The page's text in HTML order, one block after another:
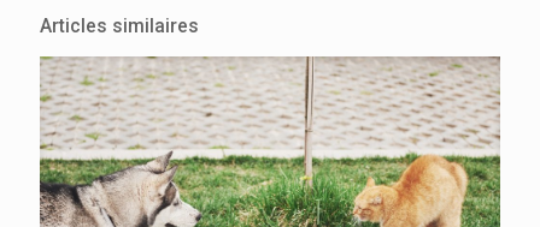
Articles similaires